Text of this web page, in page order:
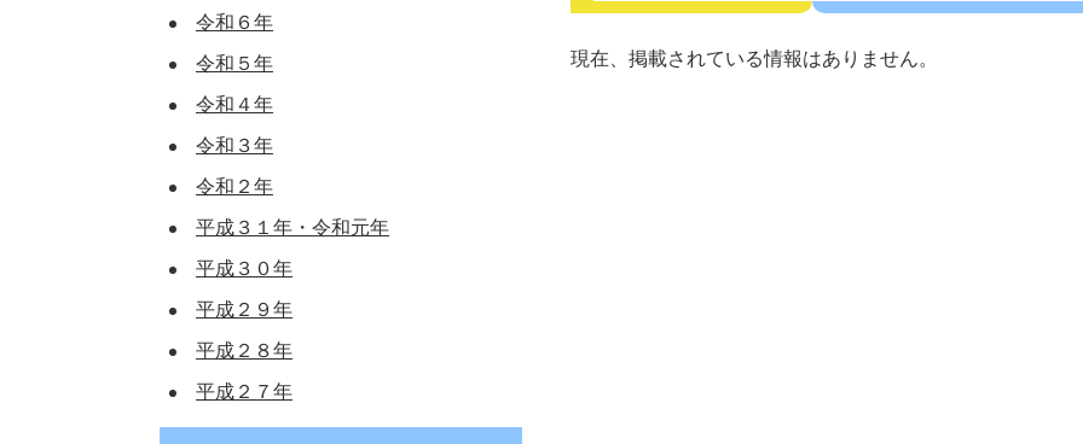
現在、掲載されている情報はありません。
令和６年
令和５年
令和４年
令和３年
令和２年
平成３１年・令和元年
平成３０年
平成２９年
平成２８年
平成２７年